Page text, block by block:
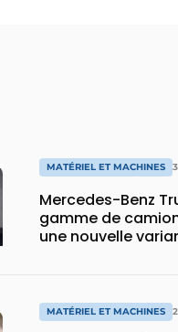
MATÉRIEL ET MACHINES
Mercedes-Benz
gamme de
une nouvelle
MATÉRIEL ET MACHINES